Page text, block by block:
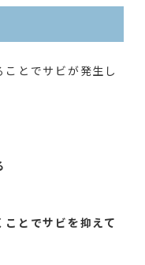
とでサビが発生し
とでサビを抑えて